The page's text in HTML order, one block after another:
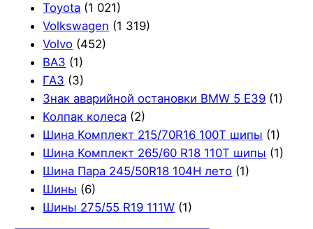
Toyota (1 021)
Volkswagen (1 319)
Volvo (452)
ВАЗ (1)
ГАЗ (3)
Знак аварийной остановки BMW 5 E39 (1)
Колпак колеса (2)
Шина Комплект 215/70R16 100T шипы (1)
Шина Комплект 265/60 R18 110T шипы (1)
Шина Пара 245/50R18 104H лето (1)
Шины (6)
Шины 275/55 R19 111W (1)